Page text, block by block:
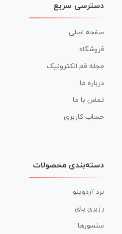
دسترسی سریع
صفحه اصلی
فروشگاه
مجله قم الکترونیک
درباره ما
تماس با ما
حساب کاربری
دسته‌بندی محصولات
برد آردوینو
رزبری پای
سنسورها